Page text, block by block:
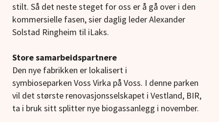
stilt. Så det neste steget for oss er å gå over i den
kommersielle fasen, sier daglig leder Alexander
Solstad Ringheim til iLaks.
Store samarbeidspartnere
Den nye fabrikken er lokalisert i
symbioseparken Voss Virka på Voss. I denne parken
vil det største renovasjonsselskapet i Vestland, BIR,
ta i bruk sitt splitter nye biogassanlegg i november.